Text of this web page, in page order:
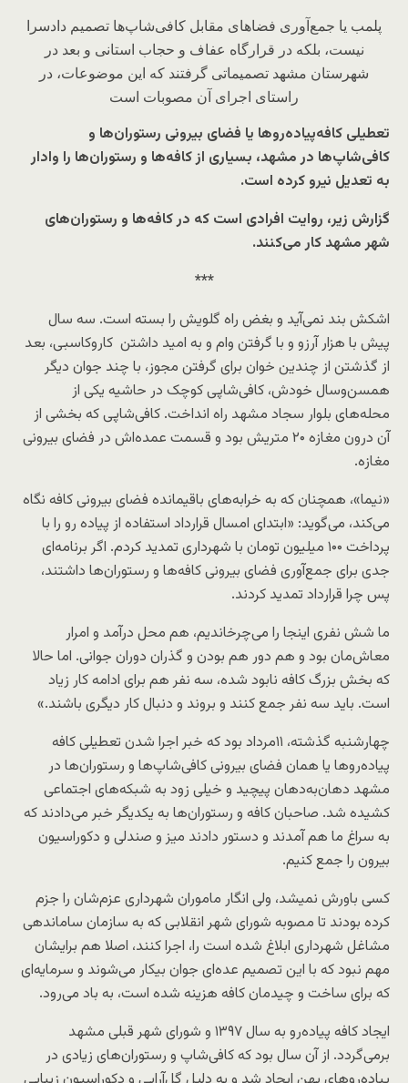
پلمب یا جمع‌آوری فضاهای مقابل کافی‌شاپ‎‌ها تصمیم دادسرا
نیست، بلکه در قرارگاه عفاف و حجاب استانی و بعد در
شهرستان مشهد تصمیماتی گرفتند که این موضوعات، در
راستای اجرای آن مصوبات است
تعطیلی کافه‌پیاده‌روها یا فضای بیرونی رستوران‌ها و
کافی‌شاپ‌ها در مشهد، بسیاری از کافه‌ها و رستوران‌ها را وادار
به تعدیل نیرو کرده است.
گزارش زیر، روایت افرادی است که در کافه‌ها و رستوران‌های
شهر مشهد کار می‌کنند.
***
اشکش بند نمی‌آید و بغض راه گلویش را بسته است. سه سال
پیش با هزار آرزو و با گرفتن وام و به امید داشتن کار‌و‌کاسبی، بعد
از گذشتن از چندین خوان برای گرفتن مجوز، با چند جوان دیگر
همسن‌و‌سال خودش، کافی‌شاپی کوچک در حاشیه یکی از
محله‌های بلوار سجاد مشهد راه انداخت. کافی‌شاپی که بخشی از
آن درون مغازه ۲۰ متریش بود و قسمت عمده‌اش در فضای بیرونی
مغازه.
«نیما»، همچنان که به خرابه‌های باقیمانده فضای بیرونی کافه نگاه
می‌کند، می‌گوید: «ابتدای امسال قرارداد استفاده از پیاده رو را با
پرداخت ۱۰۰ میلیون تومان با شهرداری تمدید کردم. اگر برنامه‌ای
جدی برای جمع‌آوری فضای بیرونی کافه‌ها و رستوران‌ها داشتند،
پس چرا قرارداد تمدید کردند.
ما شش نفری اینجا را می‌چرخاندیم، هم محل درآمد و امرار
معاش‌مان بود و هم دور هم بودن و گذران دوران جوانی. اما حالا
که بخش بزرگ کافه نابود شده، سه نفر هم برای ادامه کار زیاد
است. باید سه نفر جمع کنند و بروند و دنبال کار دیگری باشند.»
چهارشنبه گذشته، ۱۱مرداد بود که خبر اجرا شدن تعطیلی کافه
پیاده‌روها یا همان فضای بیرونی کافی‌شاپ‌ها و رستوران‌ها در
مشهد دهان‌به‌دهان پیچید و خیلی زود به شبکه‌های اجتماعی
کشیده شد. صاحبان کافه و رستوران‌ها به یکدیگر خبر می‌دادند که
به سراغ ما هم آمدند و دستور دادند میز و صندلی و دکوراسیون
بیرون را جمع کنیم.
کسی باورش نمیشد، ولی انگار ماموران شهرداری عزم‌شان را جزم
کرده بودند تا مصوبه شورای شهر انقلابی که به سازمان ساماندهی
مشاغل شهرداری ابلاغ شده است را، اجرا کنند، اصلا هم برایشان
مهم نبود که با این تصمیم عده‌ای جوان بیکار می‌شوند و سرمایه‌ای
که برای ساخت و چیدمان کافه هزینه شده است، به باد می‌رود.
ایجاد کافه پیاده‌رو به سال ۱۳۹۷ و شورای شهر قبلی مشهد
برمی‌گردد. از آن سال بود که کافی‌شاپ و رستوران‌های زیادی در